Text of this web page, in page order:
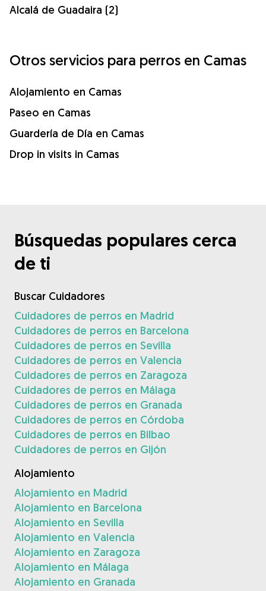
Alcalá de Guadaira (2)
Otros servicios para perros en Camas
Alojamiento en Camas
Paseo en Camas
Guardería de Día en Camas
Drop in visits in Camas
Búsquedas populares cerca
de ti
Buscar Cuidadores
Cuidadores de perros en Madrid
Cuidadores de perros en Barcelona
Cuidadores de perros en Sevilla
Cuidadores de perros en Valencia
Cuidadores de perros en Zaragoza
Cuidadores de perros en Málaga
Cuidadores de perros en Granada
Cuidadores de perros en Córdoba
Cuidadores de perros en Bilbao
Cuidadores de perros en Gijón
Alojamiento
Alojamiento en Madrid
Alojamiento en Barcelona
Alojamiento en Sevilla
Alojamiento en Valencia
Alojamiento en Zaragoza
Alojamiento en Málaga
Alojamiento en Granada